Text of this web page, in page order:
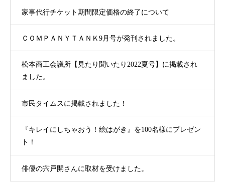
家事代行チケット期間限定価格の終了について
ＣＯＭＰＡＮＹＴＡＮＫ9月号が発刊されました。
松本商工会議所【見たり聞いたり2022夏号】に掲載され
ました。
市民タイムスに掲載されました！
『キレイにしちゃおう！絵はがき』を100名様にプレゼン
ト！
俳優の宍戸開さんに取材を受けました。